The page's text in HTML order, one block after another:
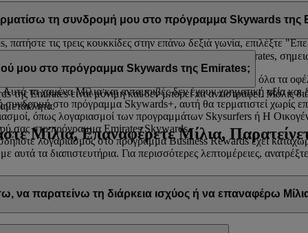
τη συνδρομή σας στο πρόγραμμα Skywards της Emirates ανά πάσα
και θα βρείτε την
τις τρεις κουκκίδες στην επάνω δεξιά γωνία, επιλέξτε
βοηθήσουν.
τη συνδρομή μου στο πρόγραμμα Skywards της
τη συνδρομή σας στο πρόγραμμα Skywards της Emirates,
αχρησιμοποίητα Μίλια και οι ανταμοιβές σας, καθώς και όλα τα
τα χαμένα Μίλια και ανταμοιβές δεν έχουν χρηματική αξία
στο πρόγραμμα Skywards+, αυτή θα τερματιστεί χωρίς
όπως λογαριασμοί των προγραμμάτων Skysurfers ή Η
σας στο πρόγραμμα Emirates Skywards.
λογαριασμός στο πρόγραμμα Business Rewards έχει
αυτά τα διαπιστευτήρια. Για περισσότερες λεπτομέρειες,
μου στο πρόγραμμα Skywards της Emirates;
Emirates είναι μόνιμη και δεν μπορεί να αντιστραφεί. Μόλις
Μίλια, Επαναφέρετε Μίλια,
παρατείνω τη διάρκεια ισχύος ή να επαναφέρω